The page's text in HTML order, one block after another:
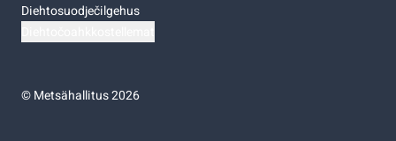
Diehtosuodječilgehus
©Metsähallitus 2026